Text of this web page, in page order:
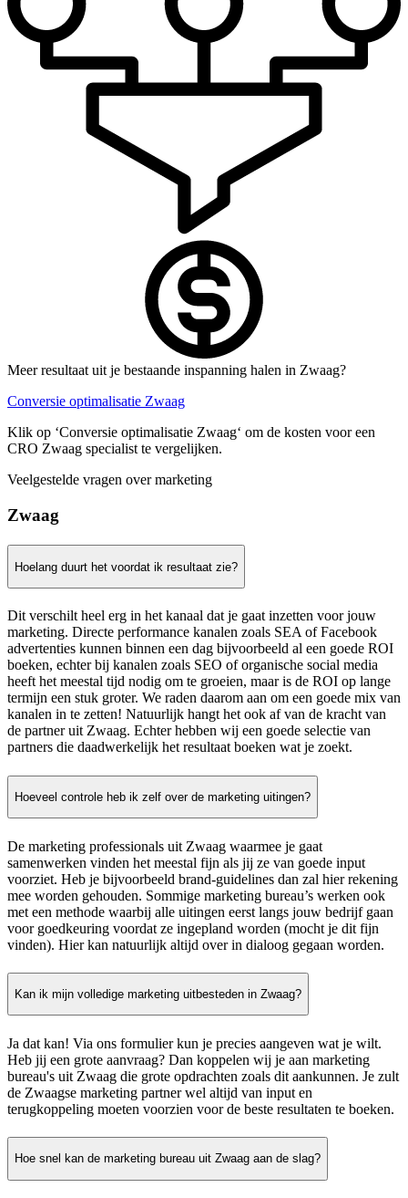
Meer resultaat uit je bestaande inspanning halen in Zwaag?
Conversie optimalisatie Zwaag
Klik op ‘Conversie optimalisatie Zwaag‘ om de kosten voor een
CRO Zwaag specialist te vergelijken.
Veelgestelde vragen over marketing
Zwaag
Hoelang duurt het voordat ik resultaat zie?
Dit verschilt heel erg in het kanaal dat je gaat inzetten voor jouw
marketing. Directe performance kanalen zoals SEA of Facebook
advertenties kunnen binnen een dag bijvoorbeeld al een goede ROI
boeken, echter bij kanalen zoals SEO of organische social media
heeft het meestal tijd nodig om te groeien, maar is de ROI op lange
termijn een stuk groter. We raden daarom aan om een goede mix van
kanalen in te zetten! Natuurlijk hangt het ook af van de kracht van
de partner uit Zwaag. Echter hebben wij een goede selectie van
partners die daadwerkelijk het resultaat boeken wat je zoekt.
Hoeveel controle heb ik zelf over de marketing uitingen?
De marketing professionals uit Zwaag waarmee je gaat
samenwerken vinden het meestal fijn als jij ze van goede input
voorziet. Heb je bijvoorbeeld brand-guidelines dan zal hier rekening
mee worden gehouden. Sommige marketing bureau’s werken ook
met een methode waarbij alle uitingen eerst langs jouw bedrijf gaan
voor goedkeuring voordat ze ingepland worden (mocht je dit fijn
vinden). Hier kan natuurlijk altijd over in dialoog gegaan worden.
Kan ik mijn volledige marketing uitbesteden in Zwaag?
Ja dat kan! Via ons formulier kun je precies aangeven wat je wilt.
Heb jij een grote aanvraag? Dan koppelen wij je aan marketing
bureau's uit Zwaag die grote opdrachten zoals dit aankunnen. Je zult
de Zwaagse marketing partner wel altijd van input en
terugkoppeling moeten voorzien voor de beste resultaten te boeken.
Hoe snel kan de marketing bureau uit Zwaag aan de slag?